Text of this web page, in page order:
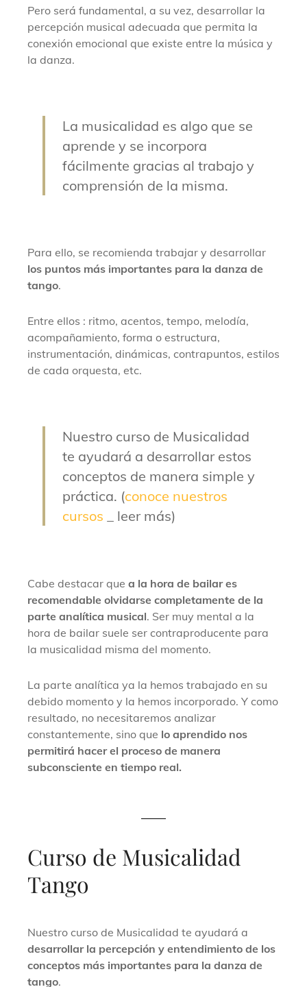
Pero será fundamental, a su vez, desarrollar la
percepción musical adecuada que permita la
conexión emocional que existe entre la música y
la danza.
La musicalidad es algo que se
aprende y se incorpora
fácilmente gracias al trabajo y
comprensión de la misma.
Para ello, se recomienda trabajar y desarrollar
los puntos más importantes para la danza de
tango.
Entre ellos : ritmo, acentos, tempo, melodía,
acompañamiento, forma o estructura,
instrumentación, dinámicas, contrapuntos, estilos
de cada orquesta, etc.
Nuestro curso de Musicalidad
te ayudará a desarrollar estos
conceptos de manera simple y
práctica. (conoce nuestros
cursos _ leer más)
Cabe destacar que a la hora de bailar es
recomendable olvidarse completamente de la
parte analítica musical. Ser muy mental a la
hora de bailar suele ser contraproducente para
la musicalidad misma del momento.
La parte analítica ya la hemos trabajado en su
debido momento y la hemos incorporado. Y como
resultado, no necesitaremos analizar
constantemente, sino que lo aprendido nos
permitirá hacer el proceso de manera
subconsciente en tiempo real.
Curso de Musicalidad
Tango
Nuestro curso de Musicalidad te ayudará a
desarrollar la percepción y entendimiento de los
conceptos más importantes para la danza de
tango.